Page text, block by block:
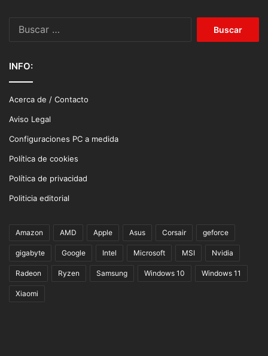
INFO:
Acerca de / Contacto
Aviso Legal
Configuraciones PC a medida
Política de cookies
Política de privacidad
Politicia editorial
Amazon AMD Apple Asus Corsair geforce
gigabyte Google Intel Microsoft MSI Nvidia
Radeon Ryzen Samsung Windows 10 Windows 11
Xiaomi